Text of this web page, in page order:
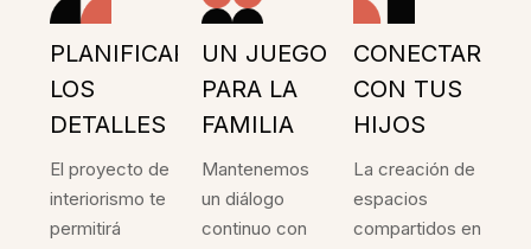
PLANIFICAR
LOS
DETALLES
El proyecto de
interiorismo te
permitirá
UN JUEGO
PARA LA
FAMILIA
Mantenemos
un diálogo
continuo con
CONECTAR
CON TUS
HIJOS
La creación de
espacios
compartidos en